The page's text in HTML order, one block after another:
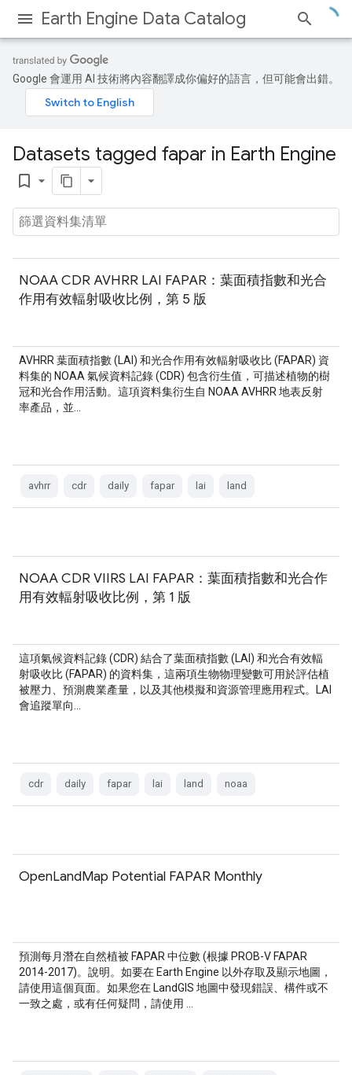
Earth Engine Data Catalog
Google 會運用 AI 技術將內容翻譯成你偏好的語言，但可能會出錯。
Datasets tagged fapar in Earth Engine
bookmark_border
NOAA CDR AVHRR LAI FAPAR：葉面積指數和光合
作用有效輻射吸收比例，第 5 版
AVHRR 葉面積指數 (LAI) 和光合作用有效輻射吸收比 (FAPAR) 資
料集的 NOAA 氣候資料記錄 (CDR) 包含衍生值，可描述植物的樹
冠和光合作用活動。這項資料集衍生自 NOAA AVHRR 地表反射
率產品，並…
avhrr cdr daily fapar lai land
NOAA CDR VIIRS LAI FAPAR：葉面積指數和光合作
用有效輻射吸收比例，第 1 版
這項氣候資料記錄 (CDR) 結合了葉面積指數 (LAI) 和光合有效輻
射吸收比 (FAPAR) 的資料集，這兩項生物物理變數可用於評估植
被壓力、預測農業產量，以及其他模擬和資源管理應用程式。LAI
會追蹤單向…
cdr daily fapar lai land noaa
OpenLandMap Potential FAPAR Monthly
預測每月潛在自然植被 FAPAR 中位數 (根據 PROB-V FAPAR
2014-2017)。說明。如要在 Earth Engine 以外存取及顯示地圖，
請使用這個頁面。如果您在 LandGIS 地圖中發現錯誤、構件或不
一致之處，或有任何疑問，請使用 …